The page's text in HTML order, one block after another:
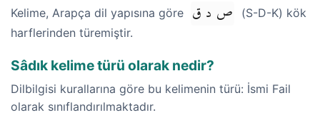
Kelime, Arapça dil yapısına göre ص د ق
(S-D-K) kök
harflerinden türemiştir.
Sâdık kelime türü olarak nedir?
Dilbilgisi kurallarına göre bu kelimenin türü: İsmi Fail
olarak sınıflandırılmaktadır.